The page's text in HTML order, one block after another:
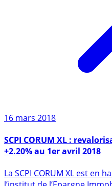
16 mars 2018
+2.20% au 1er avril 2018